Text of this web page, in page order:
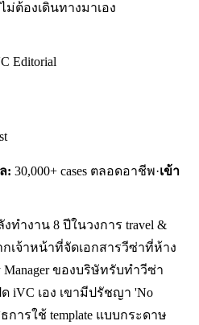
ม่ต้องเดินทางมาเอง
Editorial
: 30,000+ cases ตลอดอาชีพ·เข้า
ทำงาน 8 ปีในวงการ travel &
กเจ้าหน้าที่จัดเอกสารวีซ่าที่ห้าง
Manager ของบริษัทรับทำวีซ่า
iVC เอง เขามีปรัชญา 'No
การใช้ template แบบกระดาษ